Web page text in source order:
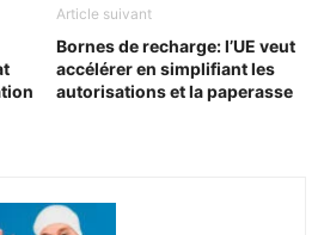
Article suivant
Bornes de recharge: l’UE veut
accélérer en simplifiant les
autorisations et la paperasse